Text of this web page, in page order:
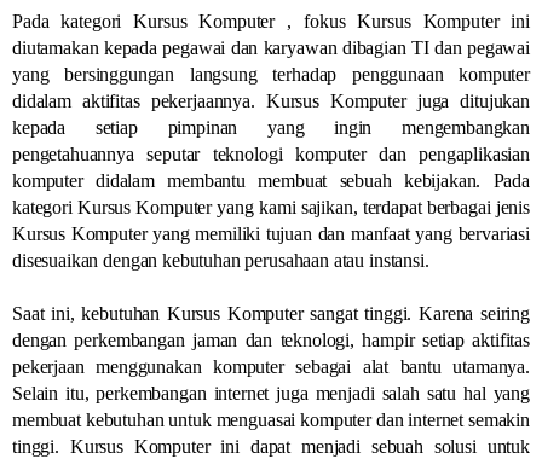
Pada kategori Kursus Komputer , fokus Kursus Komputer ini
diutamakan kepada pegawai dan karyawan dibagian TI dan pegawai
yang bersinggungan langsung terhadap penggunaan komputer
didalam aktifitas pekerjaannya. Kursus Komputer juga ditujukan
kepada setiap pimpinan yang ingin mengembangkan
pengetahuannya seputar teknologi komputer dan pengaplikasian
komputer didalam membantu membuat sebuah kebijakan. Pada
kategori Kursus Komputer yang kami sajikan, terdapat berbagai jenis
Kursus Komputer yang memiliki tujuan dan manfaat yang bervariasi
disesuaikan dengan kebutuhan perusahaan atau instansi.
Saat ini, kebutuhan Kursus Komputer sangat tinggi. Karena seiring
dengan perkembangan jaman dan teknologi, hampir setiap aktifitas
pekerjaan menggunakan komputer sebagai alat bantu utamanya.
Selain itu, perkembangan internet juga menjadi salah satu hal yang
membuat kebutuhan untuk menguasai komputer dan internet semakin
tinggi. Kursus Komputer ini dapat menjadi sebuah solusi untuk